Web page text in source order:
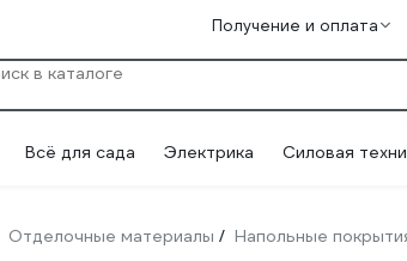
Получение и оплата
Всё для сада Электрика Силовая
Отделочные материалы / Напольные